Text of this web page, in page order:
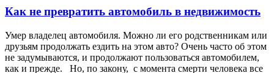
Как не превратить автомобиль в недвижимость
Умер владелец автомобиля. Можно ли его родственникам или
друзьям продолжать ездить на этом авто? Очень часто об этом
не задумываются, и продолжают пользоваться автомобилем,
как и прежде. Но, по закону, с момента смерти человека все